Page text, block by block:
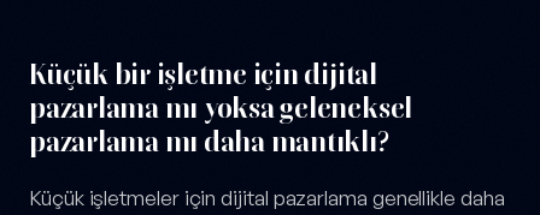
Küçük bir işletme için dijital
pazarlama mı yoksa geleneksel
pazarlama mı daha mantıklı?
Küçük işletmeler için dijital pazarlama genellikle daha